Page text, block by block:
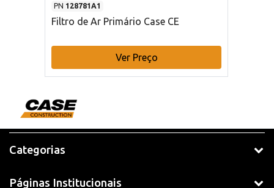
PN 128781A1
Filtro de Ar Primário Case CE
Ver Preço
Categorias
Páginas Institucionais